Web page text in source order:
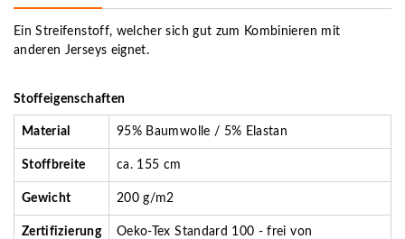
Ein Streifenstoff, welcher sich gut zum Kombinieren mit
anderen Jerseys eignet.
Stoffeigenschaften
Material 95% Baumwolle / 5% Elastan
Stoffbreite ca. 155 cm
Gewicht 200 g/m2
Zertifizierung
Oeko-Tex Standard 100 - frei von